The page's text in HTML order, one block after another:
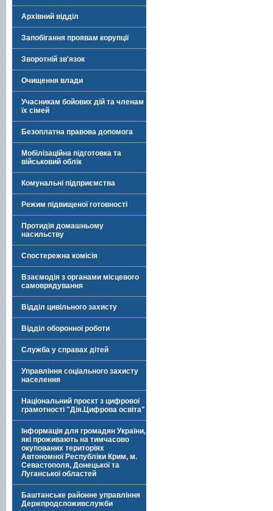
Архівний відділ
Запобігання проявам корупції
Зворотній зв'язок
Очищення влади
Учасникам бойових дій та членам
їх сімей
Безоплатна правова допомога
Мобілізаційна підготовка та
військовий облік
Комунальні підприємства
Режим підвищеної готовності
Протидія домашньому
насильству
Спостережна комісія
Взаємодія з органами місцевого
самоврядування
Відділ цивільного захисту
Відділ оборонної роботи
Служба у справах дітей
Управління соціального захисту
населення
Національний проєкт з цифрової
грамотності "Дія.Цифрова освіта"
Інформація для громадян України,
які проживають на тимчасово
окупованих територіях
Автономної Республіки Крим, м.
Севастополя, Донецької та
Луганської областей
Баштанське районне управління
Держпродспоживслужби